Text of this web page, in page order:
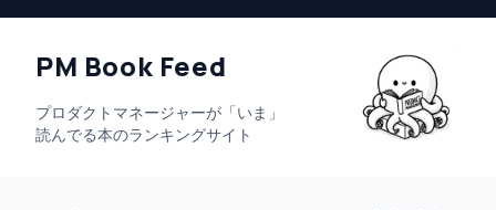
PM Book Feed
プロダクトマネージャーが「いま」
読んでる本のランキングサイト